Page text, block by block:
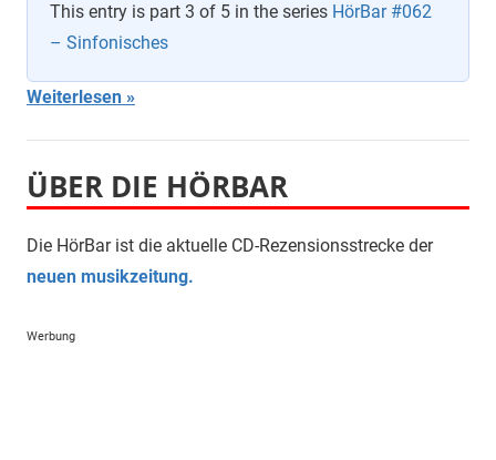
This entry is part 3 of 5 in the series HörBar #062
– Sinfonisches
Weiterlesen
ÜBER DIE HÖRBAR
Die HörBar ist die aktuelle CD-Rezensionsstrecke der
neuen musikzeitung.
Werbung